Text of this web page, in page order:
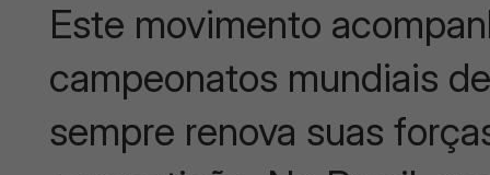
Este movimento
campeonatos mundiais
sempre renova suas